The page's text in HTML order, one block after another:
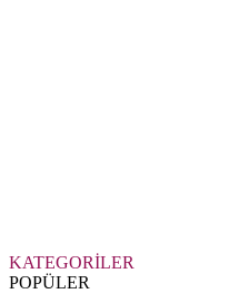
KATEGORİLER
POPÜLER